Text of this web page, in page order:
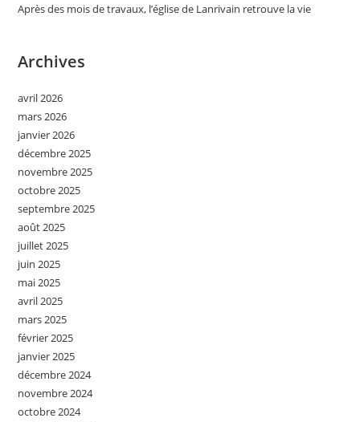
Après des mois de travaux, l’église de Lanrivain retrouve la vie
Archives
avril 2026
mars 2026
janvier 2026
décembre 2025
novembre 2025
octobre 2025
septembre 2025
août 2025
juillet 2025
juin 2025
mai 2025
avril 2025
mars 2025
février 2025
janvier 2025
décembre 2024
novembre 2024
octobre 2024